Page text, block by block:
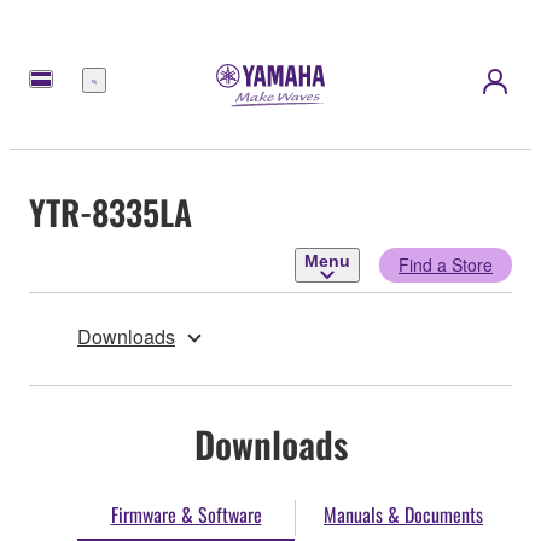
Menu
YTR-8335LA
Menu Find a Store
Downloads
Downloads
Firmware & Software Manuals & Documents